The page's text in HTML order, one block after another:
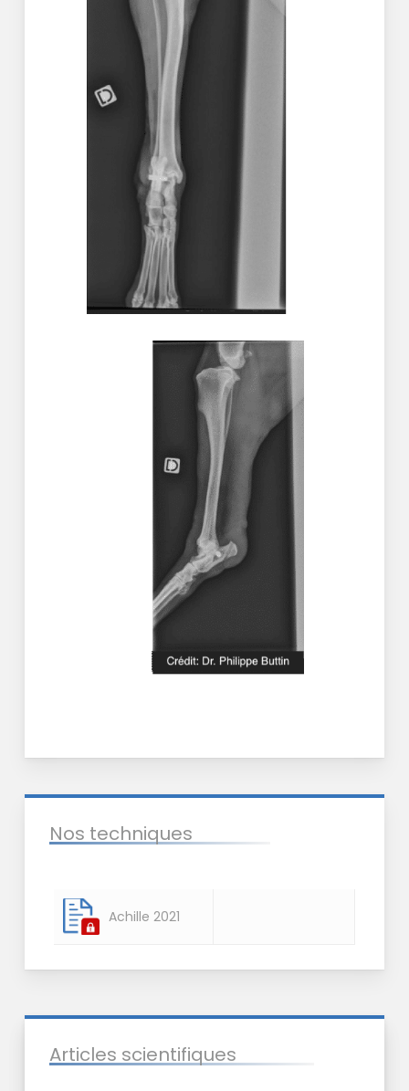
Nos techniques
Achille 2021
Articles scientifiques